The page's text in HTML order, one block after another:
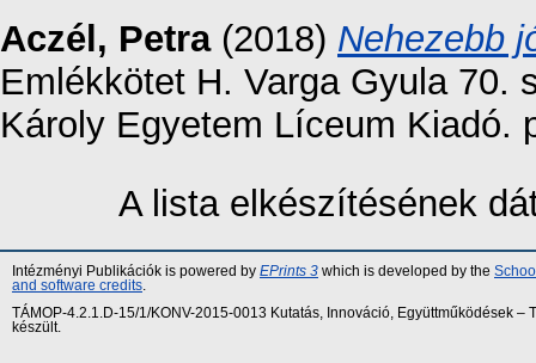
Aczél, Petra(2018) Nehezebb
Emlékkötet H. Varga Gyula 70.
Károly Egyetem Líceum Kiadó.
A lista elkészítésének
Intézményi Publikációk is powered by EPrints 3 which is developed by the
and software credits
TÁMOP-4.2.1.D-15/1/KONV-2015-0013 Kutatás, Innováció, Együttműködések
készült.